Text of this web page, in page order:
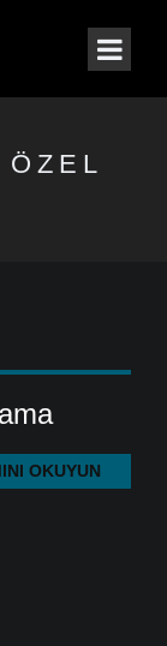
OKUYUN